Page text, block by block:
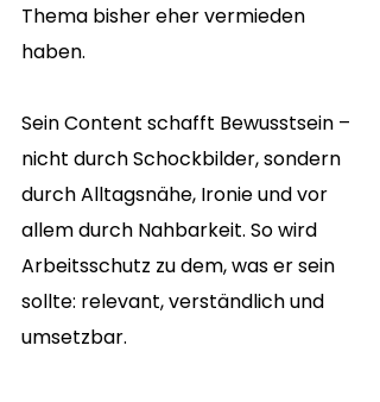
Thema bisher eher vermieden
haben.
Sein Content schafft Bewusstsein –
nicht durch Schockbilder, sondern
durch Alltagsnähe, Ironie und vor
allem durch Nahbarkeit. So wird
Arbeitsschutz zu dem, was er sein
sollte: relevant, verständlich und
umsetzbar.